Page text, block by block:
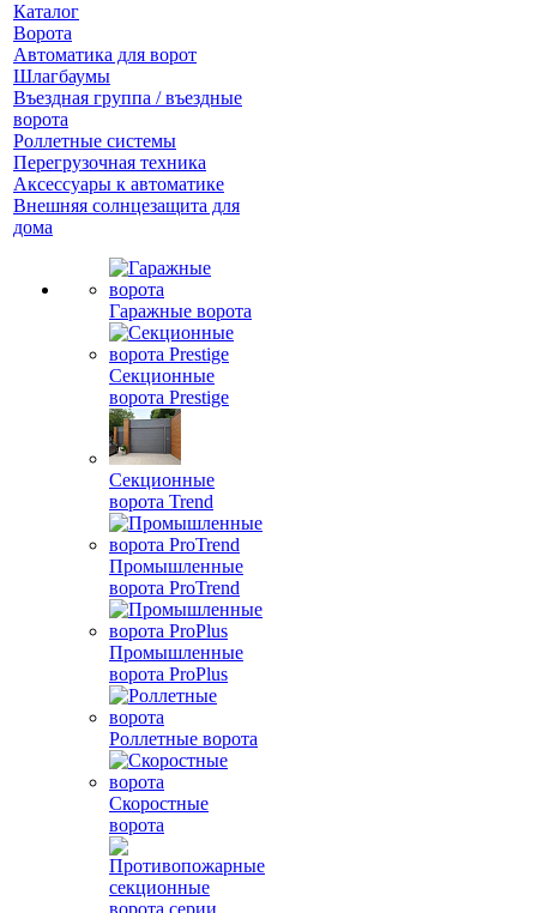
Каталог
Ворота
Автоматика для ворот
Шлагбаумы
Въездная группа / въездные
ворота
Роллетные системы
Перегрузочная техника
Аксессуары к автоматике
Внешняя солнцезащита для
дома
Гаражные ворота
Секционные
ворота Prestige
Секционные
ворота Trend
Промышленные
ворота ProTrend
Промышленные
ворота ProPlus
Роллетные ворота
Скоростные
ворота